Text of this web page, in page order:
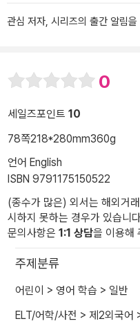
관심 저자, 시리즈의 출간 알림
0
세일즈포인트 10
78쪽218*280mm360g
언어 English
ISBN 9791175150522
(종수가 많은) 외서는 해외거
시하지 못하는 경우가 있습니
문의사항은 1:1 상담을 이용해
주제분류
어린이 > 영어 학습 > 일반
ELT/어학/사전 > 제2외국어